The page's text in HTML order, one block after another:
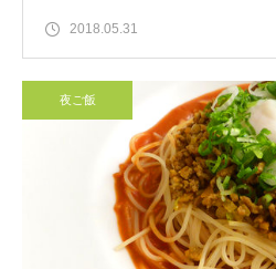
2018.05.31
夜ご飯